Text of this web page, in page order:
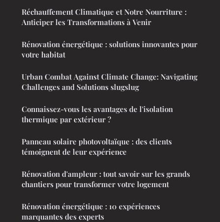
Réchauffement Climatique et Notre Nourriture :
Anticiper les Transformations à Venir
Rénovation énergétique : solutions innovantes pour
votre habitat
Urban Combat Against Climate Change: Navigating
Challenges and Solutions slugslug
Connaissez-vous les avantages de l'isolation
thermique par extérieur ?
Panneau solaire photovoltaïque : des clients
témoignent de leur expérience
Rénovation d'ampleur : tout savoir sur les grands
chantiers pour transformer votre logement
Rénovation énergétique : 10 expériences
marquantes des experts